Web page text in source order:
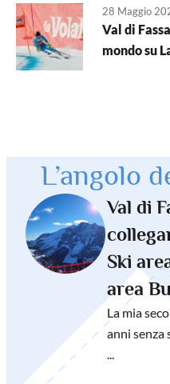
28 Maggio
Val di
mondo su
L’angolo
Val di
Ski
area
La mia
anni senza